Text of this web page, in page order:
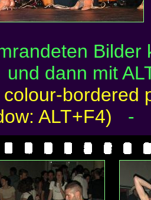
und dann mit
bordered
ALT+F4)
-